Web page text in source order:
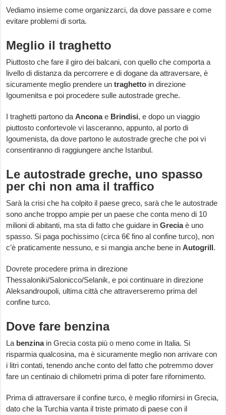
Vediamo insieme come organizzarci, da dove passare e come
evitare problemi di sorta.
Meglio il traghetto
Piuttosto che fare il giro dei balcani, con quello che comporta a
livello di distanza da percorrere e di dogane da attraversare, è
sicuramente meglio prendere untraghetto in direzione
Igoumenitsa e poi procedere sulle autostrade greche.
I traghetti partono daAnconae Brindisi, e dopo un viaggio
piuttosto confortevole vi lasceranno, appunto, al porto di
Igoumenista, da dove partono le autostrade greche che poi vi
consentiranno di raggiungere anche Istanbul.
Le autostrade greche, uno spasso
per chi non ama il traffico
Sarà la crisi che ha colpito il paese greco, sarà che le autostrade
sono anche troppo ampie per un paese che conta meno di 10
milioni di abitanti, ma sta di fatto che guidare inGreciaè uno
spasso. Si paga pochissimo (circa 6€ fino al confine turco), non
c’è praticamente nessuno, e si mangia anche bene inAutogrill.
Dovrete procedere prima in direzione
Thessaloniki/Salonicco/Selanik, e poi continuare in direzione
Aleksandroupoli, ultima città che attraverseremo prima del
confine turco.
Dove fare benzina
La benzinain Grecia costa più o meno come in Italia. Si
risparmia qualcosina, ma è sicuramente meglio non arrivare con
i litri contati, tenendo anche conto del fatto che potremmo dover
fare un centinaio di chilometri prima di poter fare rifornimento.
Prima di attraversare il confine turco, è meglio rifornirsi in Grecia,
dato che la Turchia vanta il triste primato di paese con il